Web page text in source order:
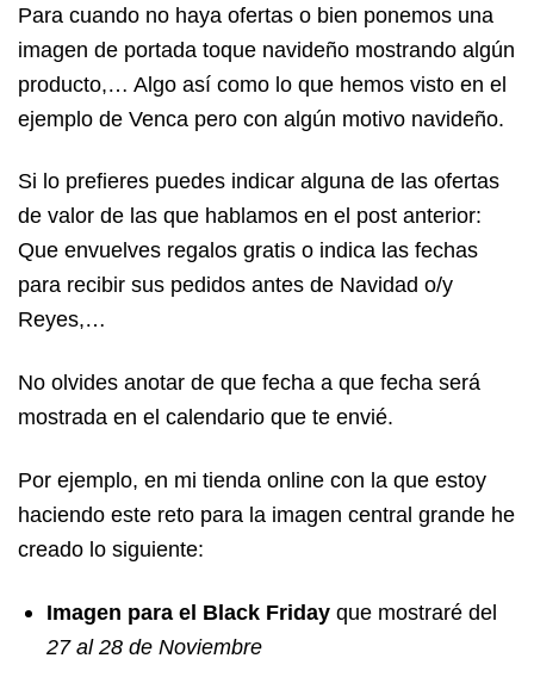
Para cuando no haya ofertas o bien ponemos una
imagen de portada toque navideño mostrando algún
producto,… Algo así como lo que hemos visto en el
ejemplo de Venca pero con algún motivo navideño.
Si lo prefieres puedes indicar alguna de las ofertas
de valor de las que hablamos en el post anterior:
Que envuelves regalos gratis o indica las fechas
para recibir sus pedidos antes de Navidad o/y
Reyes,…
No olvides anotar de que fecha a que fecha será
mostrada en el calendario que te envié.
Por ejemplo, en mi tienda online con la que estoy
haciendo este reto para la imagen central grande he
creado lo siguiente:
Imagen para el Black Fridayque mostraré del
27 al 28 de Noviembre